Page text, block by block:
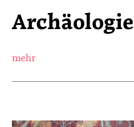
Archäologie
mehr